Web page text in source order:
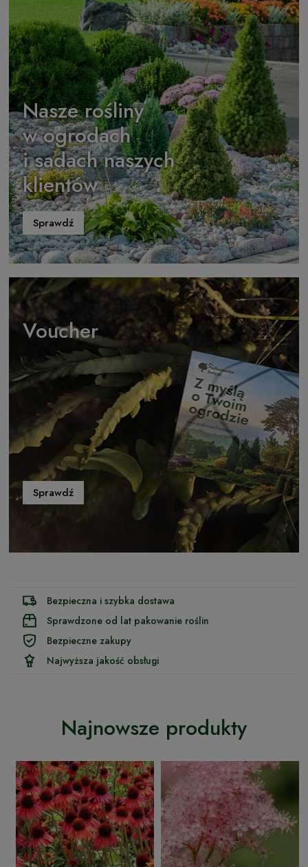
Nasze rośliny
w ogrodach
i sadach naszych
klientów
Sprawdź
Voucher
Sprawdź
Bezpieczna i szybka dostawa
Sprawdzone od lat pakowanie roślin
Bezpieczne zakupy
Najwyższa jakość obsługi
Najnowsze produkty